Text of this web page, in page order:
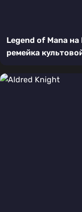
Legend of Mana
ремейка